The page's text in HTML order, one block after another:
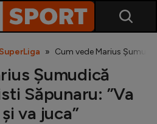
SuperLiga Cum vede Marius
Șumudică
Săpunaru: ”Va
va juca”